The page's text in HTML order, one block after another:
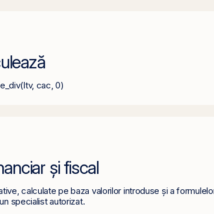
cac, 0)
și fiscal
calculate pe baza valorilor introduse și a
specialist autorizat.